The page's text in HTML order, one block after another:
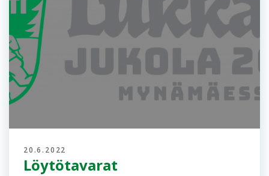
20.6.2022
Löytötavarat